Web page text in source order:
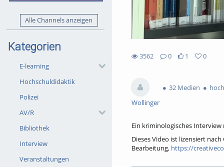
Alle Channels anzeigen
Kategorien
E-learning
Hochschuldidaktik
Polizei
AV/R
Bibliothek
Interview
Veranstaltungen
3562
0
1
0
Wollinger
32 Medien
Ein kriminologisches
Dieses Video ist lizensiert
Bearbeitung, https://
Die Namensnennung bitte wie